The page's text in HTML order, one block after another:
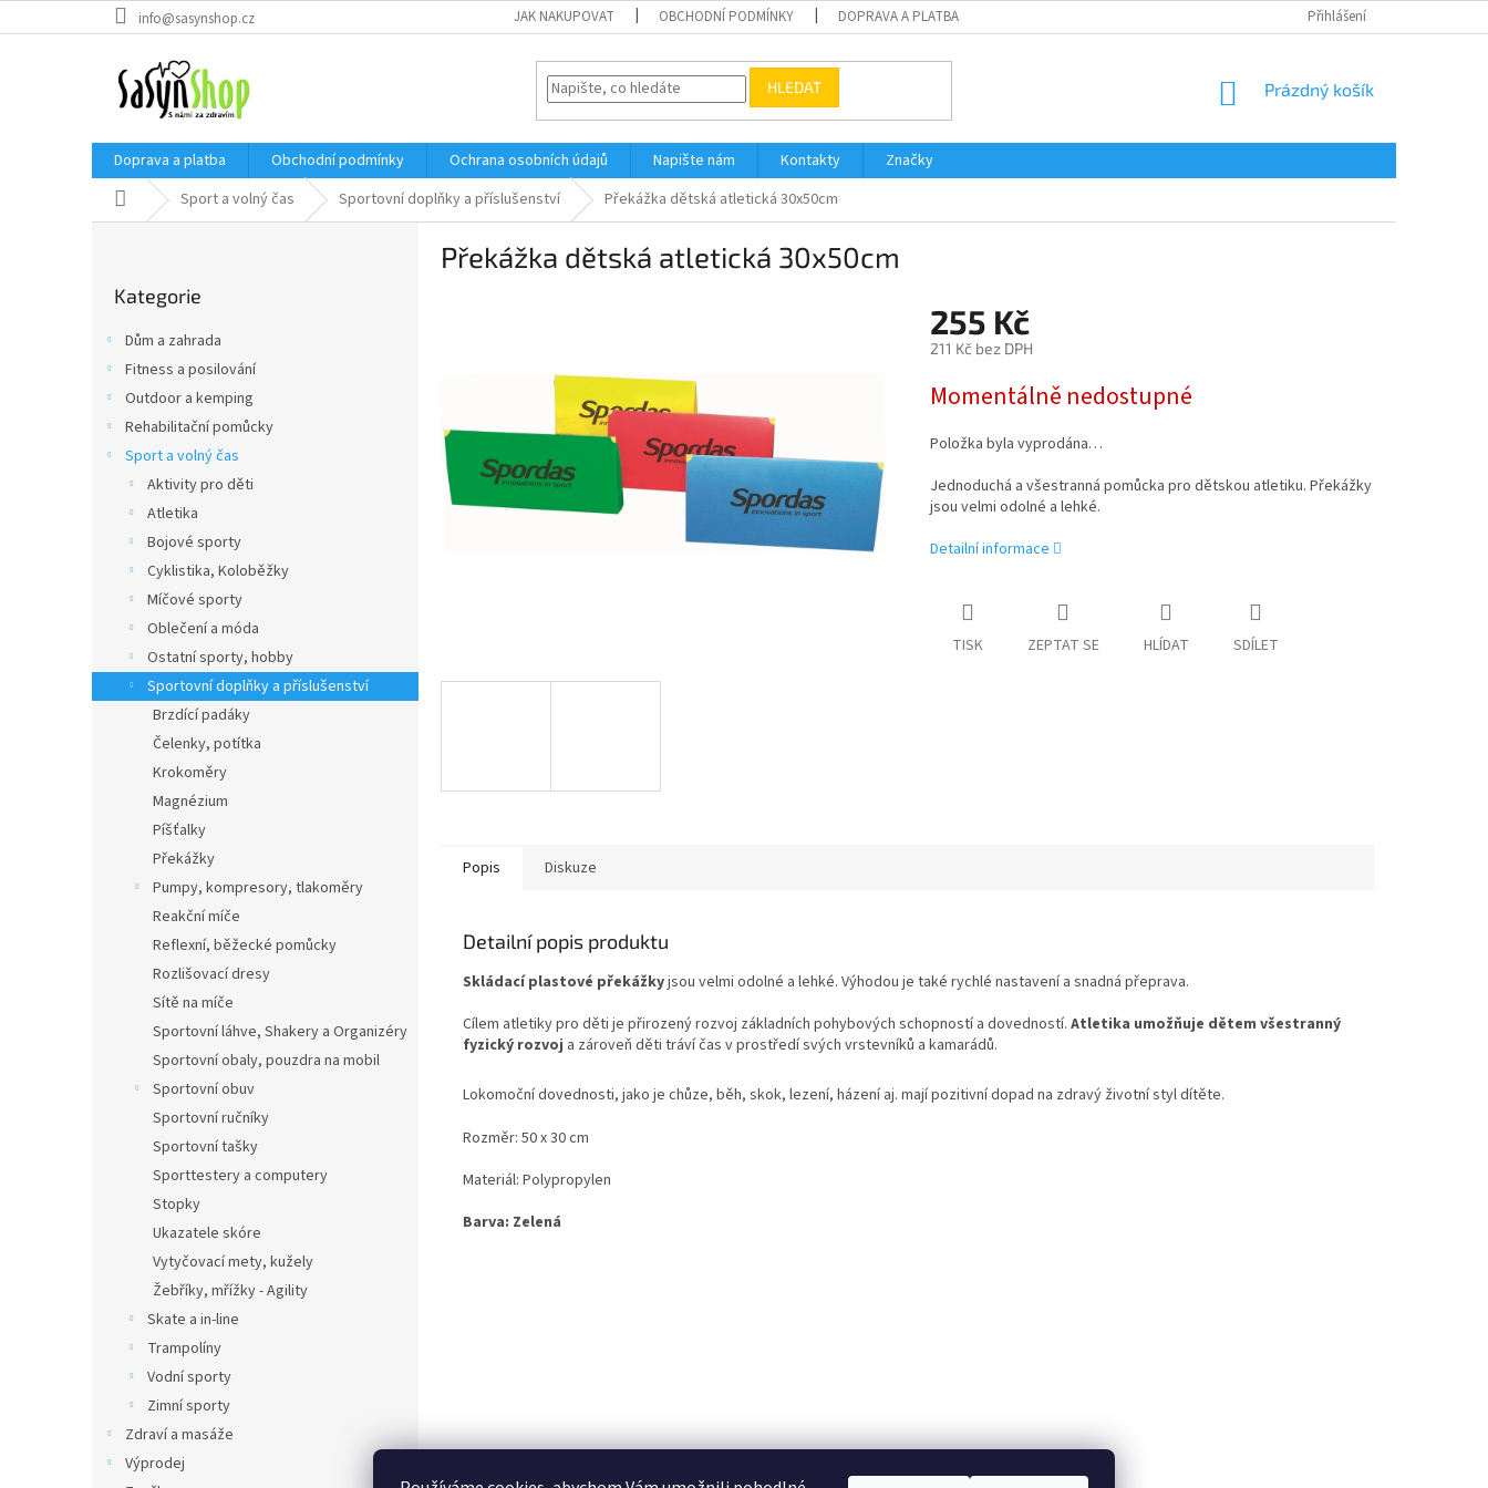
na
info@sasynshop.cz JAK NAKUPOVAT OBCHODNÍ PODMÍNKY DOPRAVA A PLATBA Přihlášení
HLEDAT
NÁKUPNÍ
Prázdný košík
Doprava a platba Obchodní podmínky Ochrana osobních údajů Napište nám Kontakty
Značky
Domů Sport a volný čas Sportovní doplňky a příslušenství Překážka dětská atletická 30x50cm
kategorie
Kategorie
Dům a zahrada
Fitness a posilování
Outdoor a kemping
Rehabilitační pomůcky
Sport a volný čas
Aktivity pro děti
Atletika
Bojové sporty
Cyklistika, Koloběžky
Míčové sporty
Oblečení a móda
Ostatní sporty, hobby
Sportovní doplňky a příslušenství
Brzdící padáky
Čelenky, potítka
Krokoměry
Magnézium
Píšťalky
Překážky
Pumpy, kompresory, tlakoměry
Reakční míče
Reflexní, běžecké pomůcky
Rozlišovací dresy
Sítě na míče
Sportovní láhve, Shakery a Organizéry
Sportovní obaly, pouzdra na mobil
Sportovní obuv
Sportovní ručníky
Sportovní tašky
Sporttestery a computery
Stopky
Ukazatele skóre
Vytyčovací mety, kužely
Žebříky, mřížky - Agility
Skate a in-line
Trampolíny
Vodní sporty
Zimní sporty
Zdraví a masáže
Výprodej
Překážka dětská atletická 30x50cm
255 Kč
211 Kč bez DPH
cena:
Momentálně nedostupné
Položka byla vyprodána…
Jednoduchá a všestranná pomůcka pro dětskou atletiku. Překážky
jsou velmi odolné a lehké.
Detailní informace
TISK ZEPTAT SE HLÍDAT SDÍLET
Popis Diskuze
Detailní popis produktu
Skládací plastové překážkyjsou velmi odolné a lehké. Výhodou je také rychlé nastavení a snadná přeprava.
Cílem atletiky pro děti je přirozený rozvoj základních pohybových schopností a dovedností. Atletika umožňuje dětem všestranný
fyzický rozvoj a zároveň děti tráví čas v prostředí svých vrstevníků a kamarádů.
Lokomoční dovednosti, jako je chůze, běh, skok, lezení, házení aj. mají pozitivní dopad na zdravý životní styl dítěte.
Rozměr: 50 x 30 cm
Materiál: Polypropylen
Barva: Zelená